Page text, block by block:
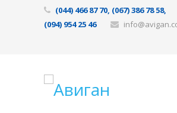
(044) 466 87 70, (067) 386 78 58,
(094) 954 25 46